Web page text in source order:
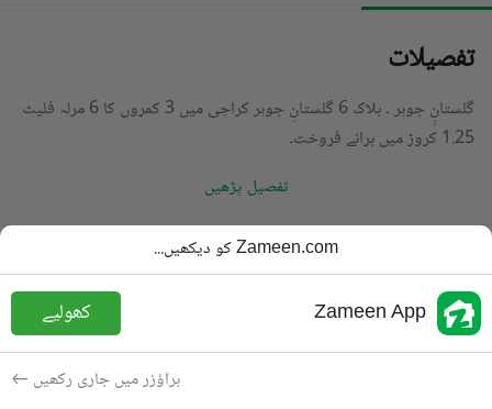
تفصیلات
گلستانِِ جوہر ۔ بلاک 6 گلستانِ جوہر کراچی میں 3 کمروں کا 6 مرلہ فلیٹ
1.25 کروڑ میں برائے فروخت۔
تفصیل پڑھیں
فلیٹ
قیمت
PKR
1.25 کروڑ
باتھ
رقبہ
150 مربع یارڈ
Zameen.com کو دیکھیں...
Zameen App کھولیے
براؤزر میں جاری رکھیں